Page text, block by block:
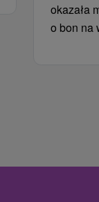
okazała
o bon na